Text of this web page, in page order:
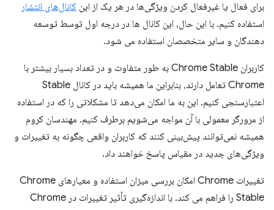
برای فعال یا غیرفعال کردن ویژگی‌ها در هر یک از این کانال‌های انتشار
استفاده کنیم. با این حال، این کانال ها در درجه اول توسط توسعه
دهندگان و سایر متخصصان استفاده می شود.
کاربران Chrome Stable به طور متفاوت و در تعداد بسیار بیشتر با
Chrome تعامل دارند، بنابراین ما همیشه باید در کانال Stable
اعتبارسنجی کنیم. این به ما امکان می‌دهد تا مشکلاتی را که در استفاده
از مرورگر معمولی با آن مواجه می‌شویم برطرف کنیم. مهندسان کروم
همیشه نمی‌توانند پیش‌بینی کنند که کاربران واقعی چگونه به تغییرات و
ویژگی‌های جدید در مقیاس پاسخ خواهند داد.
تغییرات Chrome امکان بررسی میزان استفاده و معیارهای Chrome
Stable را فراهم می کند. با اندازه‌گیری تأثیر تغییرات در Chrome